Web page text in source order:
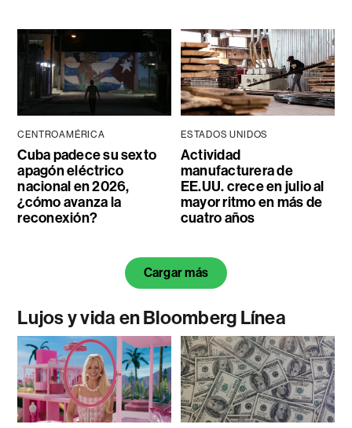
CENTROAMÉRICA
Cuba padece su sexto
apagón eléctrico
nacional en 2026,
¿cómo avanza la
reconexión?
ESTADOS UNIDOS
Actividad
manufacturera de
EE.UU. crece en julio al
mayor ritmo en más de
cuatro años
Cargar más
Lujos y vida en Bloomberg Línea